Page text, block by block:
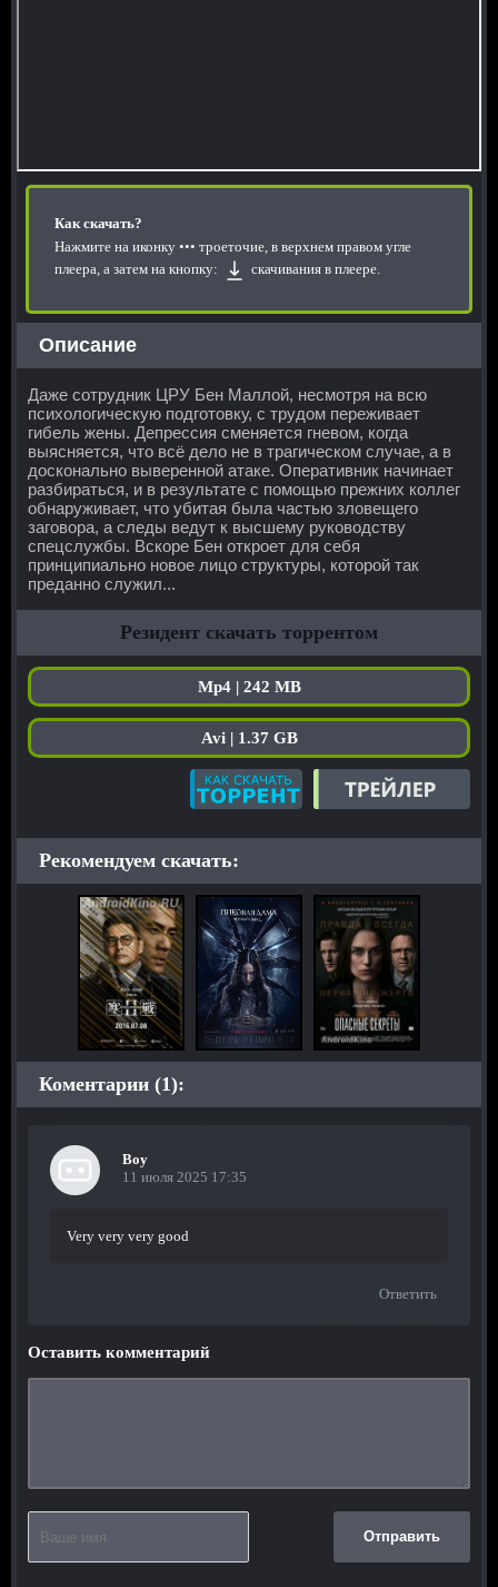
Как скачать?
Нажмите на иконку ••• троеточие, в верхнем правом угле
плеера, а затем на кнопку:
скачивания в плеере.
Описание
Даже сотрудник ЦРУ Бен Маллой, несмотря на всю
психологическую подготовку, с трудом переживает
гибель жены. Депрессия сменяется гневом, когда
выясняется, что всё дело не в трагическом случае, а в
досконально выверенной атаке. Оперативник начинает
разбираться, и в результате с помощью прежних коллег
обнаруживает, что убитая была частью зловещего
заговора, а следы ведут к высшему руководству
спецслужбы. Вскоре Бен откроет для себя
принципиально новое лицо структуры, которой так
преданно служил...
Резидент скачать торрентом
Mp4 | 242 MB
Avi | 1.37 GB
Рекомендуем скачать:
Коментарии (1):
Boy
11 июля 2025 17:35
Very very very good
Ответить
Оставить комментарий
Отправить